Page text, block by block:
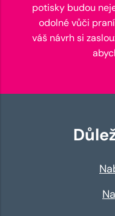
potisky budou
odolné vůči
váš návrh si